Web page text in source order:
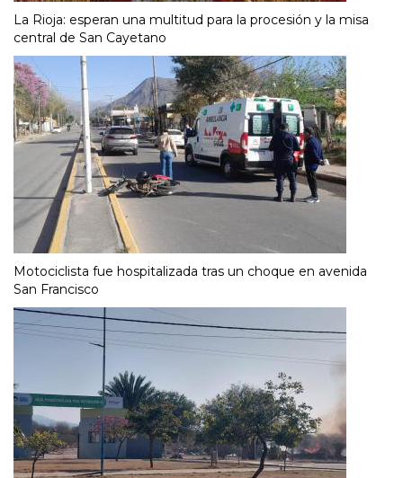
La Rioja: esperan una multitud para la procesión y la misa
central de San Cayetano
Motociclista fue hospitalizada tras un choque en avenida
San Francisco